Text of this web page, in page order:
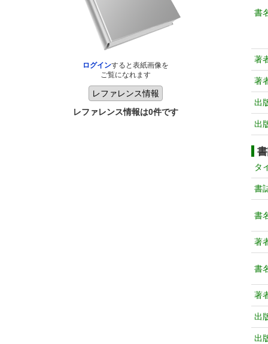
ログインすると表紙画像を
ご覧になれます
レファレンス情報は0件です
書
著
著
出
出
タ
書
書
著
書
著
出
出